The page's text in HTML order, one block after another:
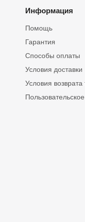
Информация
Помощь
Гарантия
Способы оплаты
Условия доставки
Условия возврата